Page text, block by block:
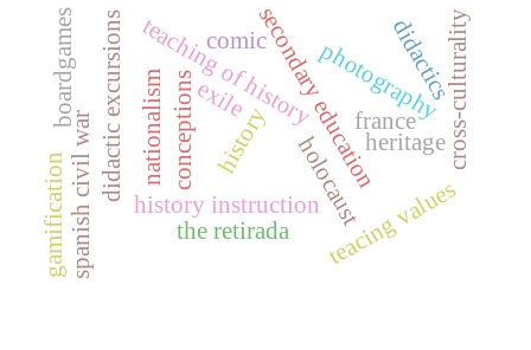
secondary educationheritage
conceptions
teaching of history
holocaust
history instruction
photography
teacing values
didactic excursionsnationalism cross-culturality
exile
spanish civil war france
the retirada
boardgames
gamification
history
comic didactics